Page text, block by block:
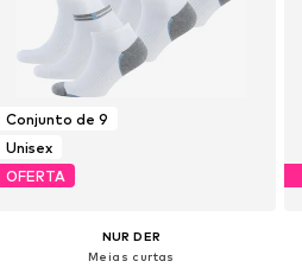
Conjunto de 9
Unisex
OFERTA
NUR DER
Meias curtas